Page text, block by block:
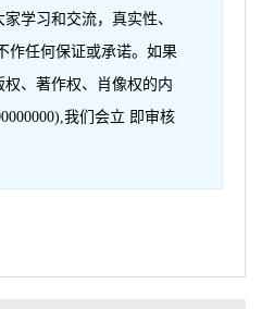
学习和交流，真实性、
作任何保证或承诺。如果
、著作权、肖像权的内
我们会立 即审核